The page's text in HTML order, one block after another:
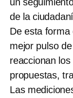
de la
De esta forma
mejor pulso
reaccionan
propuestas,
Las